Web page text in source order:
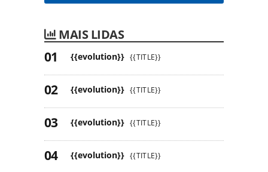
MAIS LIDAS
{{evolution}} {{TITLE}}
{{evolution}} {{TITLE}}
{{evolution}} {{TITLE}}
{{evolution}} {{TITLE}}